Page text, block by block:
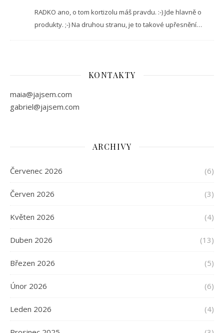
RADKO ano, o tom kortizolu máš pravdu. :-) Jde hlavně o
produkty. ;-) Na druhou stranu, je to takové upřesnění…
KONTAKTY
maia@jajsem.com
gabriel@jajsem.com
ARCHIVY
Červenec 2026 (6)
Červen 2026 (3)
Květen 2026 (4)
Duben 2026 (13)
Březen 2026 (5)
Únor 2026 (6)
Leden 2026 (4)